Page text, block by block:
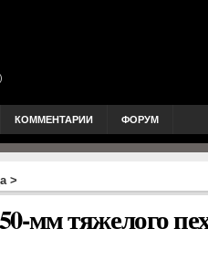
КОММЕНТАРИИ ФОРУМ
>
мм тяжелого